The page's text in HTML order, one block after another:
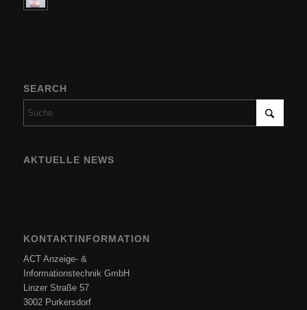
SEARCH
AKTUELLE NEWS
KONTAKTINFORMATION
ACT Anzeige- &
Informationstechnik GmbH
Linzer Straße 57
3002 Purkersdorf